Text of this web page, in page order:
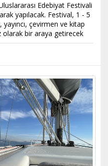
Edebiyat Festivali
yapılacak. Festival, 1 - 5
çevirmen ve kitap
olarak bir araya getirecek